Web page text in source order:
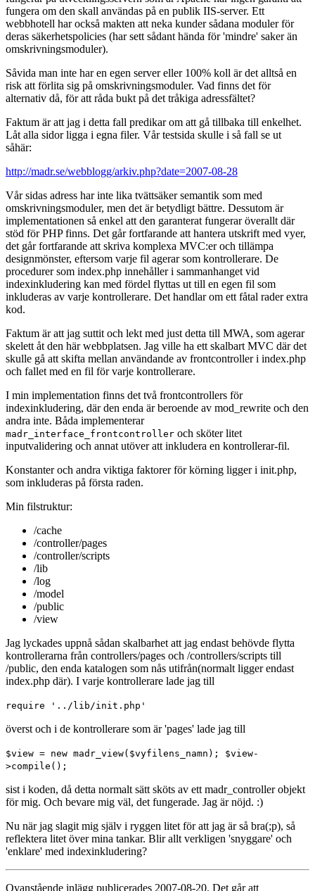
fungera om den skall användas på en publik IIS-server. Ett
webbhotell har också makten att neka kunder sådana moduler för
deras säkerhetspolicies (har sett sådant hända för 'mindre' saker än
omskrivningsmoduler).
Såvida man inte har en egen server eller 100% koll är det alltså en
risk att förlita sig på omskrivningsmoduler. Vad finns det för
alternativ då, för att råda bukt på det tråkiga adressfältet?
Faktum är att jag i detta fall predikar om att gå tillbaka till enkelhet.
Låt alla sidor ligga i egna filer. Vår testsida skulle i så fall se ut
såhär:
http://madr.se/webblogg/arkiv.php?date=2007-08-28
Vår sidas adress har inte lika tvättsäker semantik som med
omskrivningsmoduler, men det är betydligt bättre. Dessutom är
implementationen så enkel att den garanterat fungerar överallt där
stöd för PHP finns. Det går fortfarande att hantera utskrift med vyer,
det går fortfarande att skriva komplexa MVC:er och tillämpa
designmönster, eftersom varje fil agerar som kontrollerare. De
procedurer som index.php innehåller i sammanhanget vid
indexinkludering kan med fördel flyttas ut till en egen fil som
inkluderas av varje kontrollerare. Det handlar om ett fåtal rader extra
kod.
Faktum är att jag suttit och lekt med just detta till MWA, som agerar
skelett åt den här webbplatsen. Jag ville ha ett skalbart MVC där det
skulle gå att skifta mellan användande av frontcontroller i index.php
och fallet med en fil för varje kontrollerare.
I min implementation finns det två frontcontrollers för
indexinkludering, där den enda är beroende av mod_rewrite och den
andra inte. Båda implementerar
madr_interface_frontcontroller och sköter litet
inputvalidering och annat utöver att inkludera en kontrollerar-fil.
Konstanter och andra viktiga faktorer för körning ligger i init.php,
som inkluderas på första raden.
Min filstruktur:
/cache
/controller/pages
/controller/scripts
/lib
/log
/model
/public
/view
Jag lyckades uppnå sådan skalbarhet att jag endast behövde flytta
kontrollerarna från controllers/pages och /controllers/scripts till
/public, den enda katalogen som nås utifrån(normalt ligger endast
index.php där). I varje kontrollerare lade jag till
require '../lib/init.php'
överst och i de kontrollerare som är 'pages' lade jag till
$view = new madr_view($vyfilens_namn); $view-
>compile();
sist i koden, då detta normalt sätt sköts av ett madr_controller objekt
för mig. Och bevare mig väl, det fungerade. Jag är nöjd. :)
Nu när jag slagit mig själv i ryggen litet för att jag är så bra(;p), så
reflektera litet över mina tankar. Blir allt verkligen 'snyggare' och
'enklare' med indexinkludering?
Ovanstående inlägg publicerades 2007-08-20. Det går att